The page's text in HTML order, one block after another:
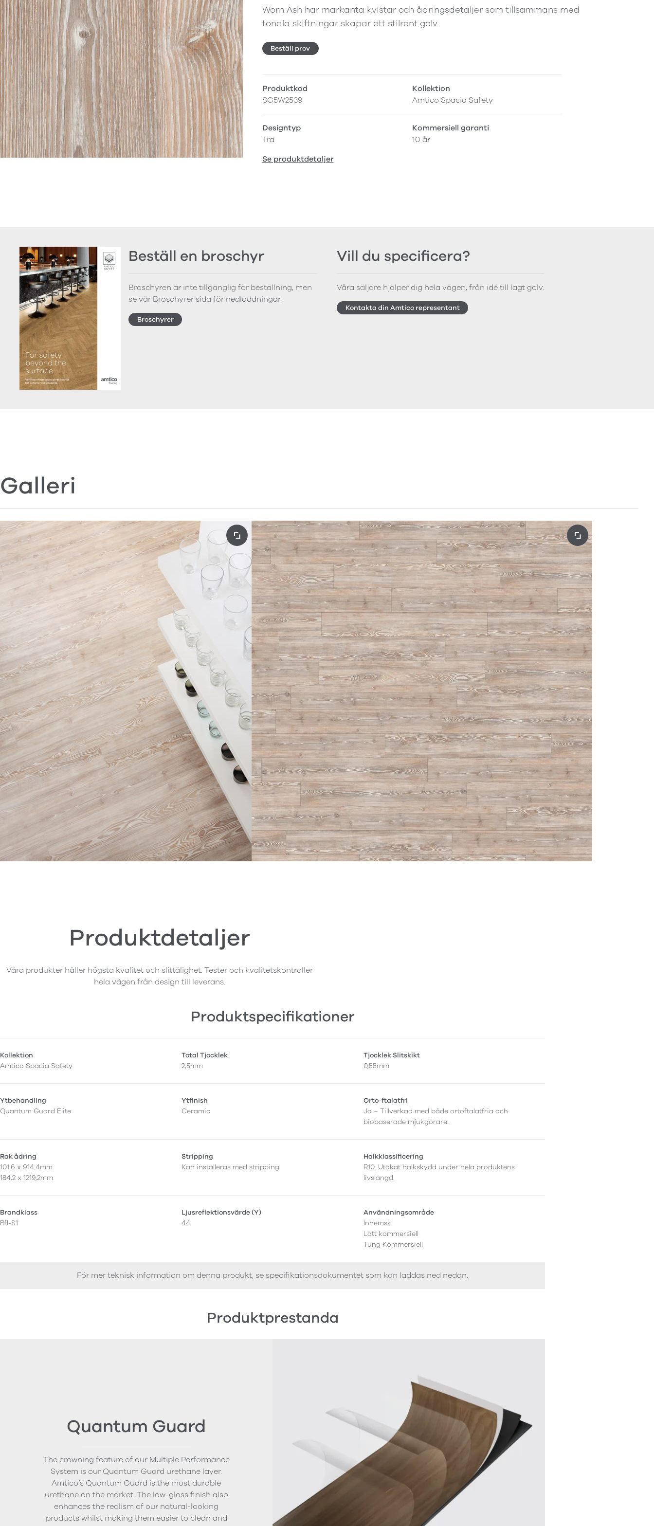
Worn Ash har markanta kvistar och ådringsdetaljer som tillsammans med
tonala skiftningar skapar ett stilrent golv.
Beställ prov
Produktkod
SG5W2539
Kollektion
Amtico Spacia Safety
Designtyp
Trä
Kommersiell garanti
10 år
Se produktdetaljer
Beställ en broschyr
Broschyren är inte tillgänglig för beställning, men
se vår Broschyrer sida för nedladdningar.
Broschyrer
Vill du specificera?
Våra säljare hjälper dig hela vägen, från idé till lagt golv.
Kontakta din Amtico representant
Galleri
Produktdetaljer
Våra produkter håller högsta kvalitet och slittålighet. Tester och kvalitetskontroller
hela vägen från design till leverans.
Produktspecifikationer
Kollektion
Amtico Spacia Safety
Total Tjocklek
2,5mm
Tjocklek Slitskikt
0,55mm
Ytbehandling
Quantum Guard Elite
Ytfinish
Ceramic
Orto-ftalatfri
Ja – Tillverkad med både ortoftalatfria och
biobaserade mjukgörare.
Rak ådring
101.6 x 914.4mm
184,2 x 1219,2mm
Stripping
Kan installeras med stripping.
Halkklassificering
R10. Utökat halkskydd under hela produktens
livslängd.
Brandklass
Bfl-S1
Ljusreflektionsvärde (Y)
44
Användningsområde
Inhemsk
Lätt kommersiell
Tung Kommersiell
För mer teknisk information om denna produkt, se specifikationsdokumentet som kan laddas ned nedan.
Produktprestanda
Quantum Guard
The crowning feature of our Multiple Performance
System is our Quantum Guard urethane layer.
Amtico’s Quantum Guard is the most durable
urethane on the market. The low-gloss finish also
enhances the realism of our natural-looking
products whilst making them easier to clean and